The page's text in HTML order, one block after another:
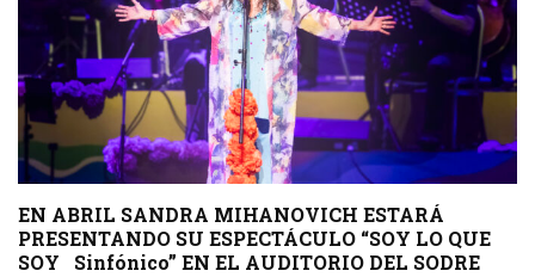
EN ABRIL SANDRA MIHANOVICH ESTARÁ
PRESENTANDO SU ESPECTÁCULO “SOY LO QUE
SOY Sinfónico” EN EL AUDITORIO DEL SODRE